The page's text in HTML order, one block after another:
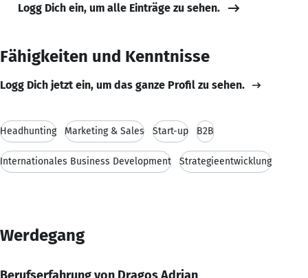
Logg Dich ein, um alle Einträge zu sehen.
Fähigkeiten und Kenntnisse
Logg Dich jetzt ein, um das ganze Profil zu sehen.
Headhunting Marketing & Sales Start-up B2B
Internationales Business Development Strategieentwicklung
Werdegang
Berufserfahrung von Dragos Adrian